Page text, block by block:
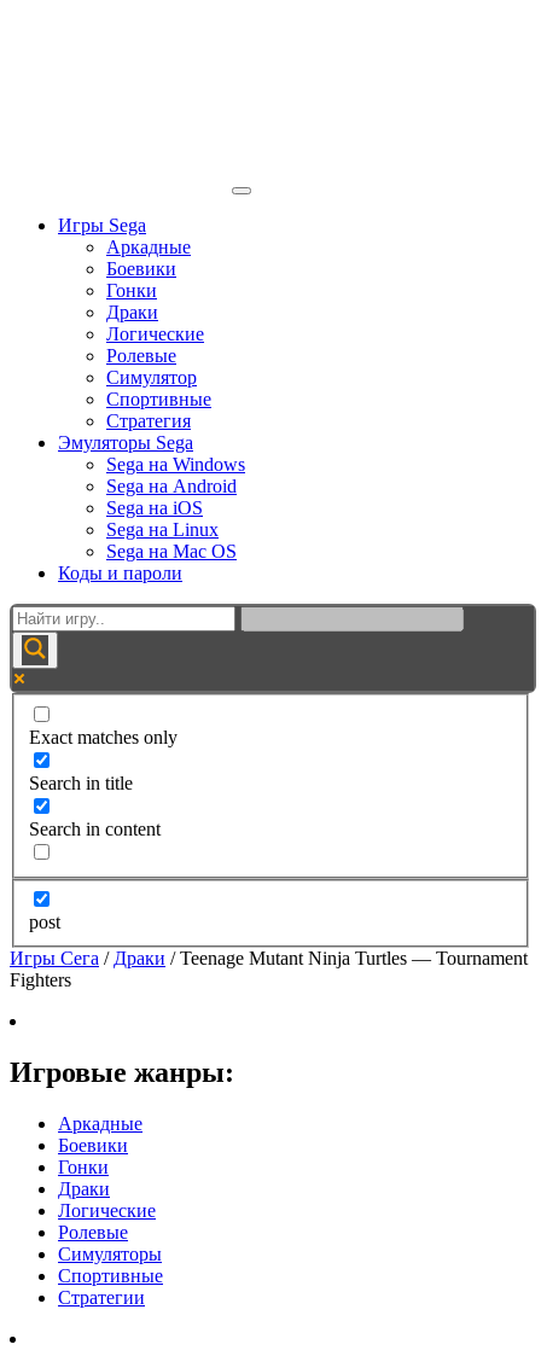
Игры Sega
Аркадные
Боевики
Гонки
Драки
Логические
Ролевые
Симулятор
Спортивные
Стратегия
Эмуляторы Sega
Sega на Windows
Sega на Android
Sega на iOS
Sega на Linux
Sega на Mac OS
Коды и пароли
Exact matches only
Search in title
Search in content
post
Игры Сега / Драки /Teenage Mutant Ninja Turtles — Tournament
Fighters
Игровые жанры:
Аркадные
Боевики
Гонки
Драки
Логические
Ролевые
Симуляторы
Спортивные
Стратегии